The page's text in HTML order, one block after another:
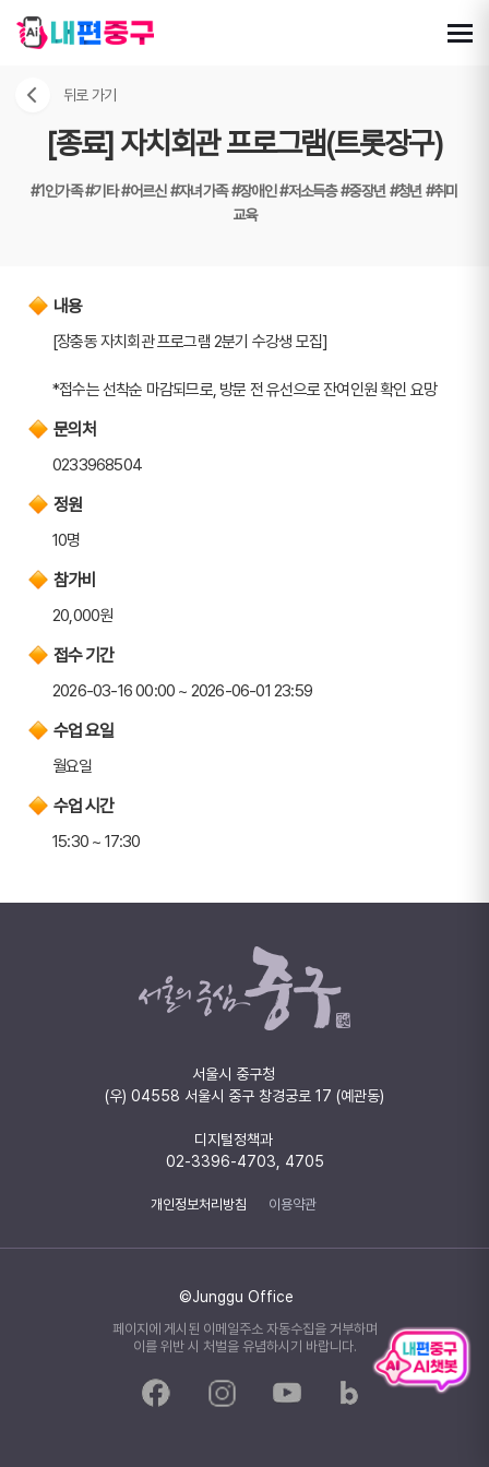
뒤로 가기
[종료] 자치회관 프로그램(트롯장구)
#1인가족#기타#어르신#자녀가족#장애인#저소득층#중장년#청년#취미
교육
내용
[장충동 자치회관 프로그램 2분기 수강생 모집]
*접수는 선착순 마감되므로, 방문 전 유선으로 잔여인원 확인 요망
문의처
0233968504
정원
10명
참가비
20,000원
접수 기간
2026-03-16 00:00 ~ 2026-06-01 23:59
수업 요일
월요일
수업 시간
15:30 ~ 17:30
서울시 중구청
(우) 04558 서울시 중구 창경궁로 17 (예관동)
디지털정책과
02-3396-4703, 4705
개인정보처리방침 이용약관
©Junggu Office
페이지에 게시된 이메일주소 자동수집을 거부하며
이를 위반 시 처벌을 유념하시기 바랍니다.